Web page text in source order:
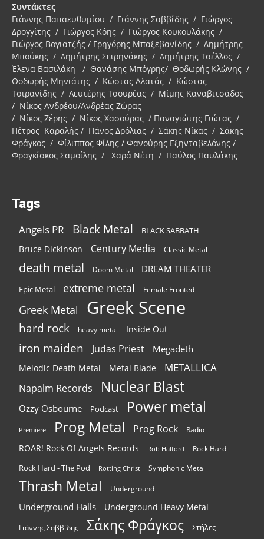
Συντάκτες
Γιάννης Παπαευθυμίου / Γιάννης Σαββίδης / Γιώργος
Δρογγίτης / Γιώργος Κόης / Γιώργος Κουκουλάκης /
Γιώργος Βογιατζής / Γρηγόρης Μπαξεβανίδης / Δημήτρης
Μπούκης / Δημήτρης Σειρηνάκης / Δημήτρης Τσέλλος /
Έλενα Βασιλάκη / Θανάσης Μπόγρης/ Θοδωρής Κλώνης /
Θοδωρής Μηνιάτης / Κώστας Αλατάς / Κώστας
Τσιρανίδης / Λευτέρης Τσουρέας / Μίμης Καναβιτσάδος
/ Νίκος Ανδρέου/Ανδρέας Ζώρας
/ Νίκος Ζέρης / Νίκος Χασούρας / Παναγιώτης Γιώτας /
Πέτρος Καραλής / Πάνος Δρόλιας / Σάκης Νίκας / Σάκης
Φράγκος / Φίλιππος Φίλης / Φανούρης Εξηνταβελόνης /
Φραγκίσκος Σαμοΐλης / Χαρά Νέτη / Παύλος Παυλάκης
Tags
Angels PR Black Metal BLACK SABBATH
Bruce Dickinson Century Media Classic Metal
death metal Doom Metal DREAM THEATER
Epic Metal extreme metal Female Fronted
Greek Metal Greek Scene
hard rock heavy metal Inside Out
iron maiden Judas Priest Megadeth
Melodic Death Metal Metal Blade METALLICA
Napalm Records Nuclear Blast
Ozzy Osbourne Podcast Power metal
Premiere Prog Metal Prog Rock Radio
ROAR! Rock Of Angels Records Rob Halford Rock Hard
Rock Hard - The Pod Rotting Christ Symphonic Metal
Thrash Metal Underground
Underground Halls Underground Heavy Metal
Γιάννης Σαββίδης Σάκης Φράγκος Στήλες